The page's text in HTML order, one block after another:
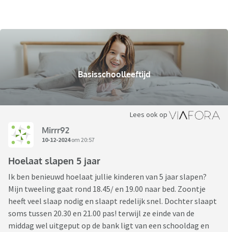
Basisschoolleeftijd
Lees ook op
Mirrr92
10-12-2024om 20:57
Hoelaat slapen 5 jaar
Ik ben benieuwd hoelaat jullie kinderen van 5 jaar slapen?
Mijn tweeling gaat rond 18.45/ en 19.00 naar bed. Zoontje
heeft veel slaap nodig en slaapt redelijk snel. Dochter slaapt
soms tussen 20.30 en 21.00 pas! terwijl ze einde van de
middag wel uitgeput op de bank ligt van een schooldag en